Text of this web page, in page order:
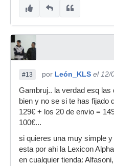
#13 por León_KLS el 12/
Gambruj.. la verdad esq
bien y no se si te has fijado
129€ + los 20 de envio =
100€...
si quieres una muy simple
esta por ahi la Lexicon
en cualquier tienda: